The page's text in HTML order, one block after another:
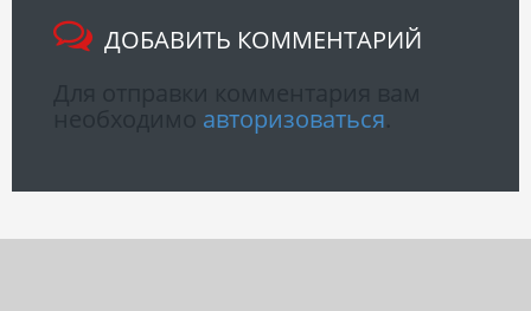
ДОБАВИТЬ КОММЕНТАРИЙ
авторизоваться